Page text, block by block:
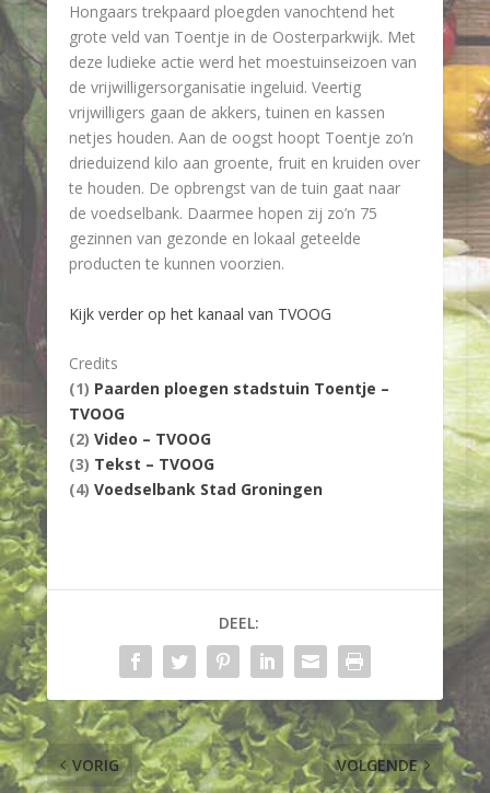
Hongaars trekpaard ploegden vanochtend het
grote veld van Toentje in de Oosterparkwijk. Met
deze ludieke actie werd het moestuinseizoen van
de vrijwilligersorganisatie ingeluid. Veertig
vrijwilligers gaan de akkers, tuinen en kassen
netjes houden. Aan de oogst hoopt Toentje zo’n
drieduizend kilo aan groente, fruit en kruiden over
te houden. De opbrengst van de tuin gaat naar
de voedselbank. Daarmee hopen zij zo’n 75
gezinnen van gezonde en lokaal geteelde
producten te kunnen voorzien.
Kijk verder op het kanaal van TVOOG
Credits
(1) Paarden ploegen stadstuin Toentje –
TVOOG
(2) Video – TVOOG
(3) Tekst – TVOOG
(4) Voedselbank Stad Groningen
DEEL:
VORIG VOLGENDE